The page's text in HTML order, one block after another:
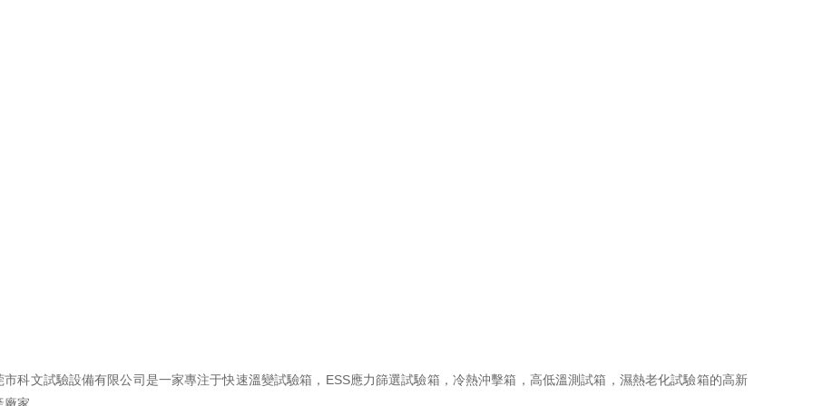
科文試驗設備有限公司是一家專注于快速溫變試驗箱，ESS應力篩選試驗箱，冷熱沖擊箱，高低溫測試箱，濕熱老化試驗箱的高新